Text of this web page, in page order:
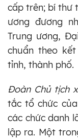
cấp trên; bí thư
ương đương
Trung ương,
chuẩn theo
tỉnh, thành phố.
Đoàn Chủ tịch
tắc tổ chức
các chức danh
lập ra. Một